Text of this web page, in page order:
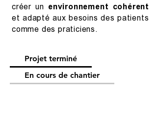
créer un environnement cohérent
et adapté aux besoins des patients
comme des praticiens.
Projet terminé
En cours de chantier